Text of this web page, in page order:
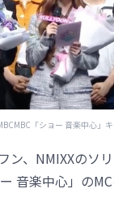
「ショー 音楽中心」
ン、NMIXXのソ
音楽中心」のMC